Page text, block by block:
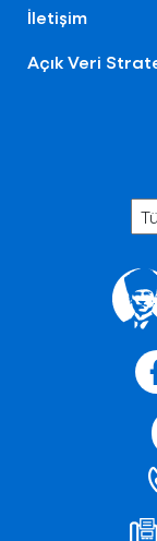
İletişim
Açık Veri